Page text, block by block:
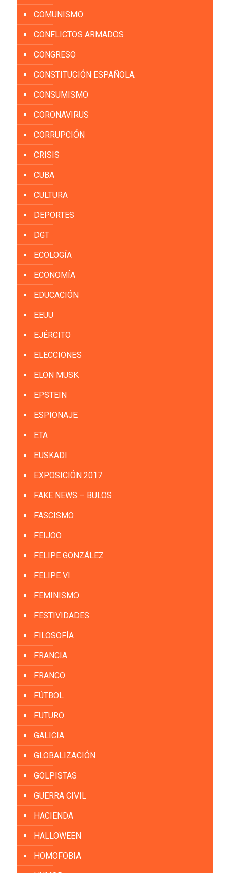
COMUNISMO
CONFLICTOS ARMADOS
CONGRESO
CONSTITUCIÓN ESPAÑOLA
CONSUMISMO
CORONAVIRUS
CORRUPCIÓN
CRISIS
CUBA
CULTURA
DEPORTES
DGT
ECOLOGÍA
ECONOMÍA
EDUCACIÓN
EEUU
EJÉRCITO
ELECCIONES
ELON MUSK
EPSTEIN
ESPIONAJE
ETA
EUSKADI
EXPOSICIÓN 2017
FAKE NEWS – BULOS
FASCISMO
FEIJOO
FELIPE GONZÁLEZ
FELIPE VI
FEMINISMO
FESTIVIDADES
FILOSOFÍA
FRANCIA
FRANCO
FÚTBOL
FUTURO
GALICIA
GLOBALIZACIÓN
GOLPISTAS
GUERRA CIVIL
HACIENDA
HALLOWEEN
HOMOFOBIA